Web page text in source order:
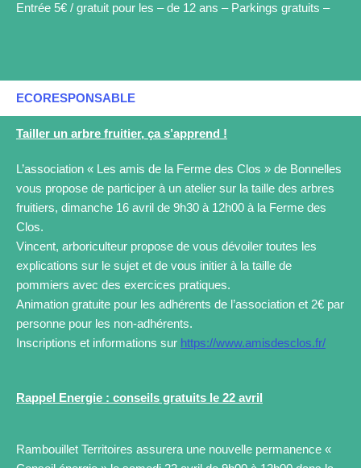
Entrée 5€ / gratuit pour les – de 12 ans – Parkings gratuits –
ECORESPONSABLE
Tailler un arbre fruitier, ça s’apprend !
L’association « Les amis de la Ferme des Clos » de Bonnelles
vous propose de participer à un atelier sur la taille des arbres
fruitiers, dimanche 16 avril de 9h30 à 12h00 à la Ferme des
Clos.
Vincent, arboriculteur propose de vous dévoiler toutes les
explications sur le sujet et de vous initier à la taille de
pommiers avec des exercices pratiques.
Animation gratuite pour les adhérents de l’association et 2€ par
personne pour les non-adhérents.
Inscriptions et informations sur https://www.amisdesclos.fr/
Rappel Energie : conseils gratuits le 22 avril
Rambouillet Territoires assurera une nouvelle permanence «